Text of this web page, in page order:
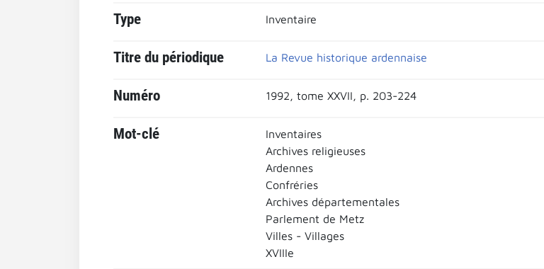
Type Inventaire
Titre du périodique La Revue historique ardennaise
Numéro 1992, tome XXVII, p. 203-224
Mot-clé
Inventaires
Archives religieuses
Ardennes
Confréries
Archives départementales
Parlement de Metz
Villes - Villages
XVIIIe